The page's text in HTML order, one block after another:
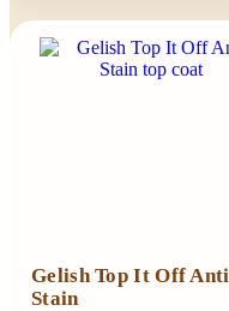
Gelish Top It Off Anti
Stain